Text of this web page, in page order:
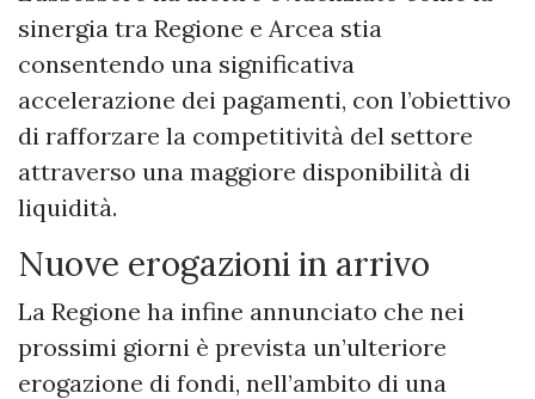
sinergia tra Regione e Arcea stia
consentendo una significativa
accelerazione dei pagamenti, con l’obiettivo
di rafforzare la competitività del settore
attraverso una maggiore disponibilità di
liquidità.
Nuove erogazioni in arrivo
La Regione ha infine annunciato che nei
prossimi giorni è prevista un’ulteriore
erogazione di fondi, nell’ambito di una